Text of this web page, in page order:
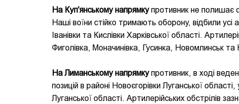
На Куп'янському напрямкупротивник не полишає
Наші воїни стійко тримають оборону, відбили
Іванівки та Кислівки Харківської області.
Фиголівка, Моначинівка, Гусинка, Новомлинськ та
На Лиманському напрямкупротивник, в ході
позицій в районі Новоєгорівки Луганської
Луганської області. Артилерійських обстрілів